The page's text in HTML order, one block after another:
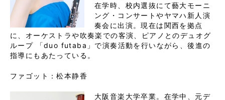
在学時、校内選抜にて藝大モーニ
ング・コンサートやヤマハ新人演
奏会に出演。現在は関西を拠点
に、オーケストラや吹奏楽での客演、ピアノとのデュオグ
ループ 「duo futaba」で演奏活動を行いながら、後進の
指導にもあたっている。
ファゴット：松本静香
大阪音楽大学卒業。在学中、元デ